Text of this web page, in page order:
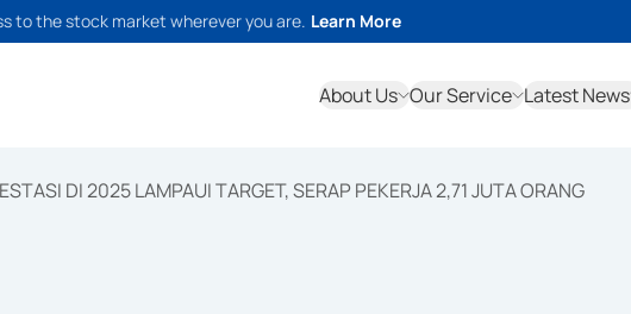
to the stock market wherever you are. Learn More
About Us Our Service Latest News
DI 2025 LAMPAUI TARGET, SERAP PEKERJA 2,71 JUTA ORANG